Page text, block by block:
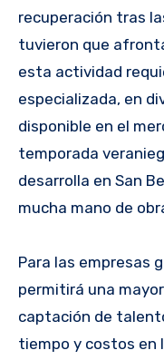
recuperación tras
tuvieron que
esta actividad
especializada, en
disponible en el
temporada
desarrolla en San
mucha mano de
Para las empresas
permitirá una
captación de
tiempo y costos en